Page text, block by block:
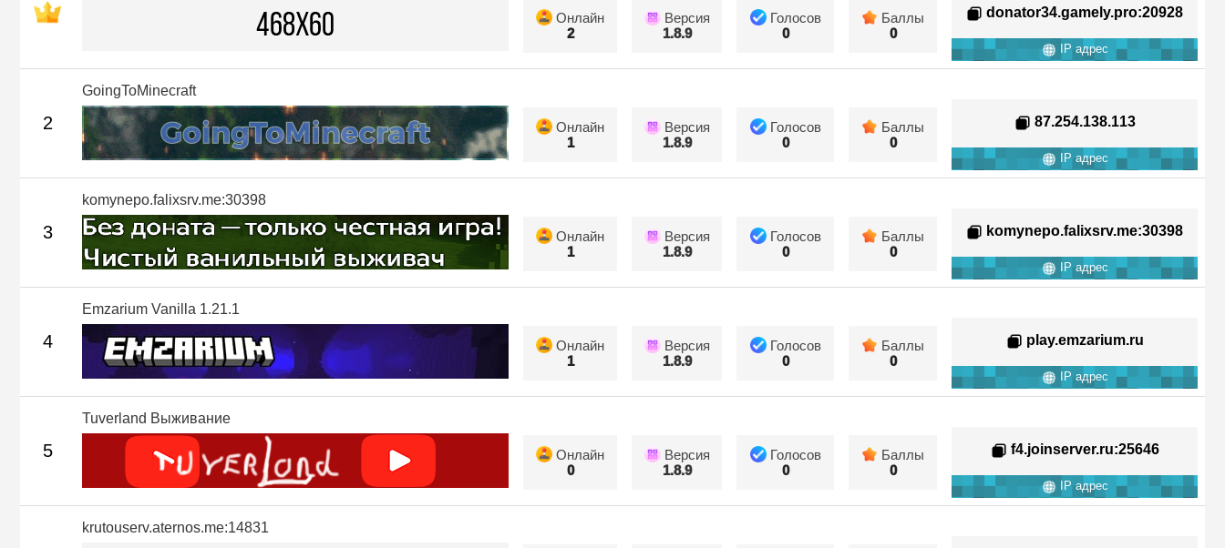
Онлайн
2
Версия
1.8.9
Голосов
0
Баллы
0
donator34.gamely.pro:20928
IP адрес
2
GoingToMinecraft
Онлайн
1
Версия
1.8.9
Голосов
0
Баллы
0
87.254.138.113
IP адрес
3
komynepo.falixsrv.me:30398
Онлайн
1
Версия
1.8.9
Голосов
0
Баллы
0
komynepo.falixsrv.me:30398
IP адрес
4
Emzarium Vanilla 1.21.1
Онлайн
1
Версия
1.8.9
Голосов
0
Баллы
0
play.emzarium.ru
IP адрес
5
Tuverland Выживание
Онлайн
0
Версия
1.8.9
Голосов
0
Баллы
0
f4.joinserver.ru:25646
IP адрес
krutouserv.aternos.me:14831